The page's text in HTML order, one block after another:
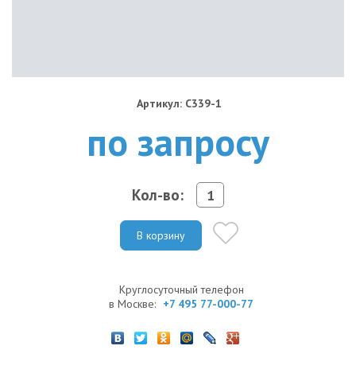
Артикул: C339-1
по запросу
Кол-во:
В корзину
Круглосуточный телефон
в Москве: +7 495 77-000-77